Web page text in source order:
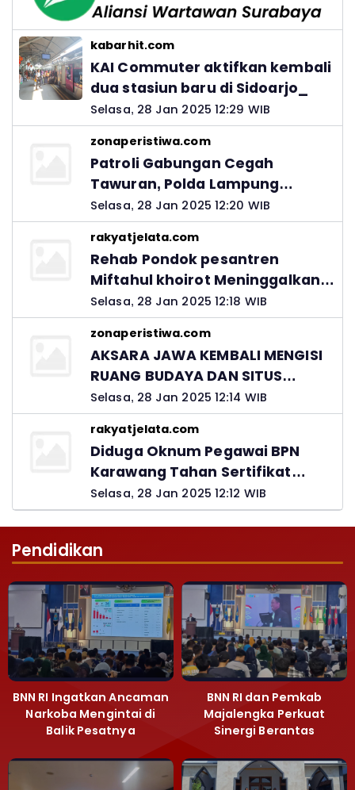
kabarhit.com
KAI Commuter aktifkan kembali
dua stasiun baru di Sidoarjo_
Selasa, 28 Jan 2025 12:29 WIB
zonaperistiwa.com
Patroli Gabungan Cegah
Tawuran, Polda Lampung
Ingatkan Peran Orang Tua
Selasa, 28 Jan 2025 12:20 WIB
rakyatjelata.com
Rehab Pondok pesantren
Miftahul khoirot Meninggalkan
Hutang Ke Material, Mantan
Kadis PUPR Harus Bertanggung
Jawab
Selasa, 28 Jan 2025 12:18 WIB
zonaperistiwa.com
AKSARA JAWA KEMBALI MENGISI
RUANG BUDAYA DAN SITUS
LELUHUR NUSANTARA
Selasa, 28 Jan 2025 12:14 WIB
rakyatjelata.com
Diduga Oknum Pegawai BPN
Karawang Tahan Sertifikat
Pemohon PTSL
Selasa, 28 Jan 2025 12:12 WIB
Pendidikan
BNN RI Ingatkan Ancaman
Narkoba Mengintai di
Balik Pesatnya
Majalengka
BNN RI dan Pemkab
Majalengka Perkuat
Sinergi Berantas
Narkoba